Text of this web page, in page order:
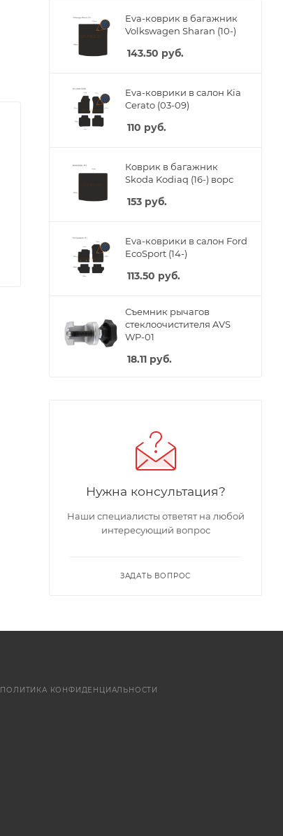
Eva-коврик в багажник
Volkswagen Sharan (10-)
143.50 руб.
Eva-коврики в салон Kia
Cerato (03-09)
110 руб.
Коврик в багажник
Skoda Kodiaq (16-) ворс
153 руб.
Eva-коврики в салон Ford
EcoSport (14-)
113.50 руб.
Съемник рычагов
стеклоочистителя AVS
WP-01
18.11 руб.
Нужна консультация?
Наши специалисты ответят на любой
интересующий вопрос
ЗАДАТЬ ВОПРОС
ПОЛИТИКА КОНФИДЕНЦИАЛЬНОСТИ